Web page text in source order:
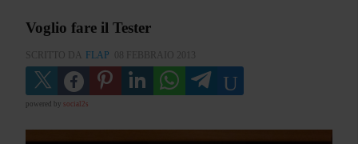
Voglio fare il Tester
SCRITTO DA FLAP 08 FEBBRAIO 2013
powered by social2s